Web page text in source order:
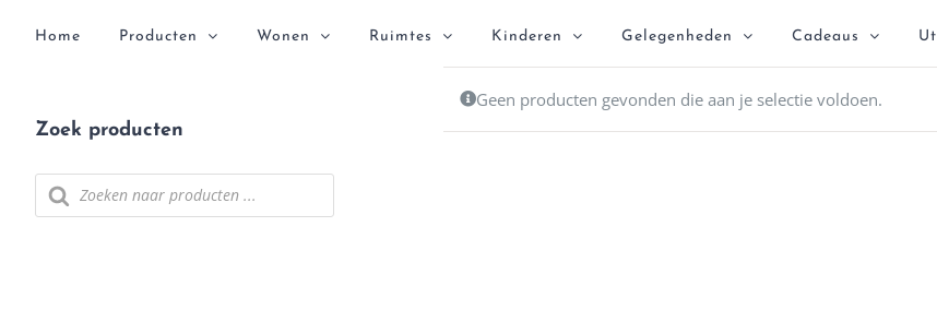
Home Producten Wonen Ruimtes Kinderen Gelegenheden Cadeaus
Geen producten gevonden die aan je selectie voldoen.
Zoek producten
Producten zoeken